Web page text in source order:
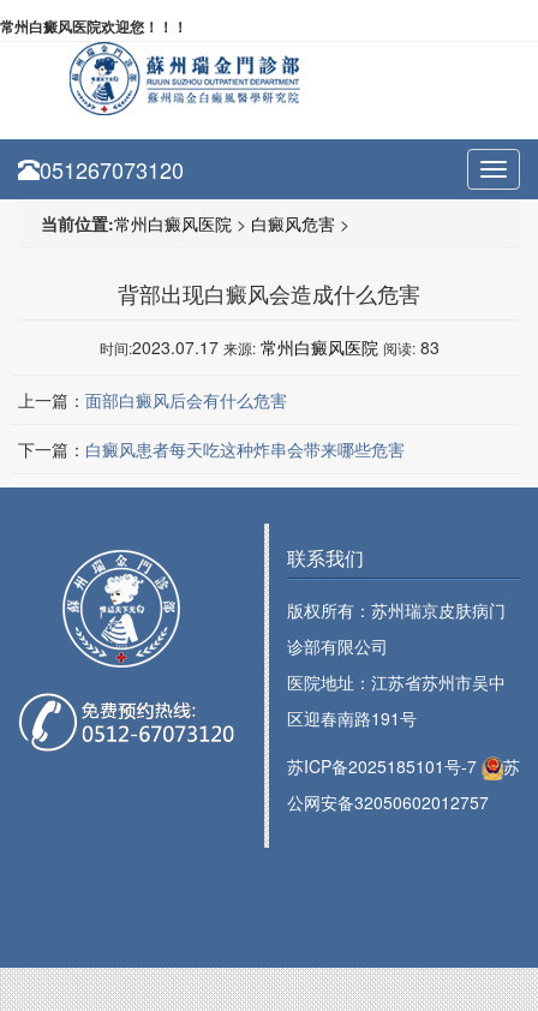
常州白癜风医院欢迎您！！！
051267073120
当前位置:常州白癜风医院 > 白癜风危害 >
背部出现白癜风会造成什么危害
时间:2023.07.17 来源: 常州白癜风医院 阅读: 83
上一篇： 面部白癜风后会有什么危害
下一篇： 白癜风患者每天吃这种炸串会带来哪些危害
联系我们
版权所有：苏州瑞京皮肤病门
诊部有限公司
医院地址：江苏省苏州市吴中
区迎春南路191号
苏ICP备2025185101号-7
苏
公网安备32050602012757